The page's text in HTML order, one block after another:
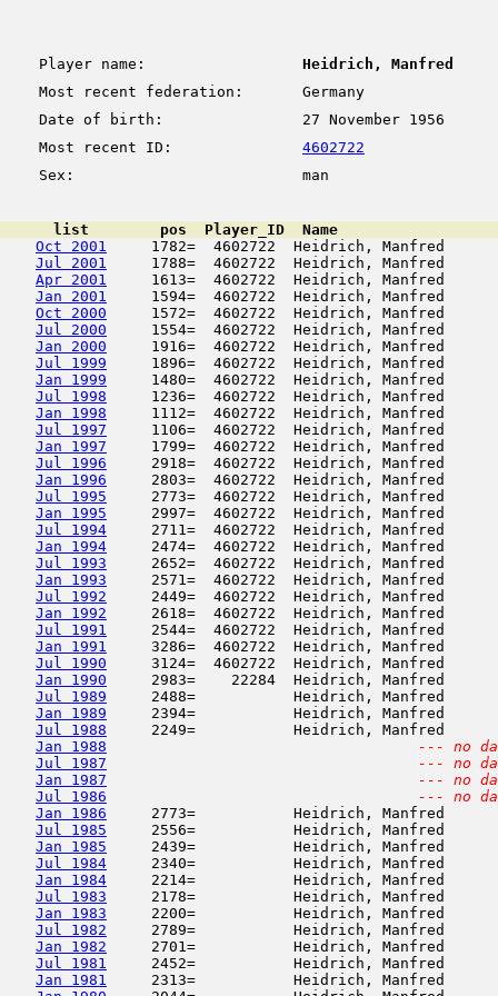
Player name:
Heidrich, Manfred
Most recent federation:
Germany
Date of birth:
27 November 1956
Most recent ID:
4602722
Sex:
man
list        pos  Player_ID  Name
Oct 2001
1782=  4602722  Heidrich,
Jul 2001
1788=  4602722  Heidrich, Manfred
Apr 2001
1613=  4602722  Heidrich,
Jan 2001
1594=  4602722  Heidrich,
Oct 2000
1572=  4602722  Heidrich,
Jul 2000
1554=  4602722  Heidrich, Manfred
Jan 2000
1916=  4602722  Heidrich, Manfred
Jul 1999
1896=  4602722  Heidrich, Manfred
Jan 1999
1480=  4602722  Heidrich, Manfred
Jul 1998
1236=  4602722  Heidrich, Manfred
Jan 1998
1112=  4602722  Heidrich,
Jul 1997
1106=  4602722  Heidrich, Manfred
Jan 1997
1799=  4602722  Heidrich, Manfred
Jul 1996
2918=  4602722  Heidrich,
Jan 1996
2803=  4602722  Heidrich,
Jul 1995
2773=  4602722  Heidrich, Manfred
Jan 1995
2997=  4602722  Heidrich, Manfred
Jul 1994
2711=  4602722  Heidrich, Manfred
Jan 1994
2474=  4602722  Heidrich, Manfred
Jul 1993
2652=  4602722  Heidrich,
Jan 1993
2571=  4602722  Heidrich,
Jul 1992
2449=  4602722  Heidrich,
Jan 1992
2618=  4602722  Heidrich,
Jul 1991
2544=  4602722  Heidrich, Manfred
Jan 1991
3286=  4602722  Heidrich,
Jul 1990
3124=  4602722  Heidrich,
Jan 1990
2983=    22284  Heidrich,
Jul 1989
2488=           Heidrich,
Jan 1989
2394=           Heidrich,
Jul 1988
2249=           Heidrich, Manfred
Jan 1988
--- no
Jul 1987
--- no
Jan 1987
--- no
Jul 1986
--- no
Jan 1986
2773=           Heidrich,
Jul 1985
2556=           Heidrich,
Jan 1985
2439=           Heidrich,
Jul 1984
2340=           Heidrich,
Jan 1984
2214=           Heidrich,
Jul 1983
2178=           Heidrich,
Jan 1983
2200=           Heidrich, Manfred
Jul 1982
2789=           Heidrich,
Jan 1982
2701=           Heidrich,
Jul 1981
2452=           Heidrich, Manfred
Jan 1981
2313=           Heidrich,